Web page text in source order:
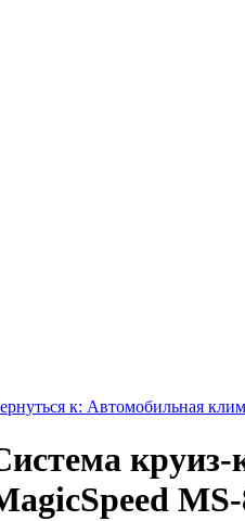
к: Автомобильная